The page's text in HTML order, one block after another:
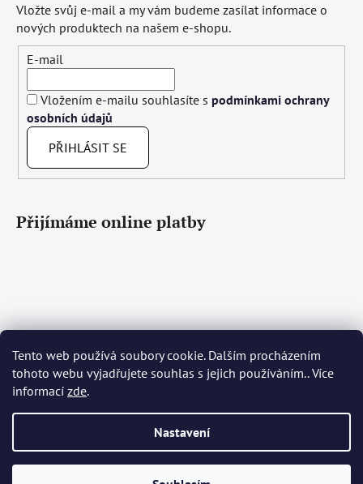
Tento web používá soubory cookie. Dalším procházením
tohoto webu vyjadřujete souhlas s jejich používáním.. Více
informací zde.
Nastavení
Vložte svůj e-mail a my vám budeme zasílat informace o
nových produktech na našem e-shopu.
E-mail
Vložením e-mailu souhlasíte s podmínkami ochrany
osobních údajů
PŘIHLÁSIT SE
Přijímáme online platby
Čeština Slovenčina English Deutsch Magyar
Język polski Română Italiano Español Français
Português
Nederlands Українська Ελληνικά Svenska Dansk